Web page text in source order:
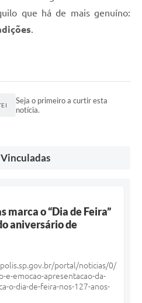
que há de mais genuíno:
.
Seja o primeiro a curtir esta
notícia.
marca o “Dia de Feira”
aniversário de
portal/noticias/0/
e-emocao-apresentacao-da-
o-dia-de-feira-nos-127-anos-